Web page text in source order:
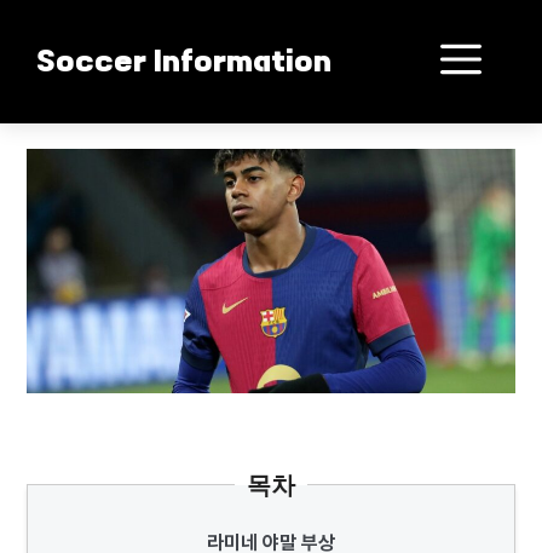
Soccer Information
메
뉴
목차
라미네 야말 부상